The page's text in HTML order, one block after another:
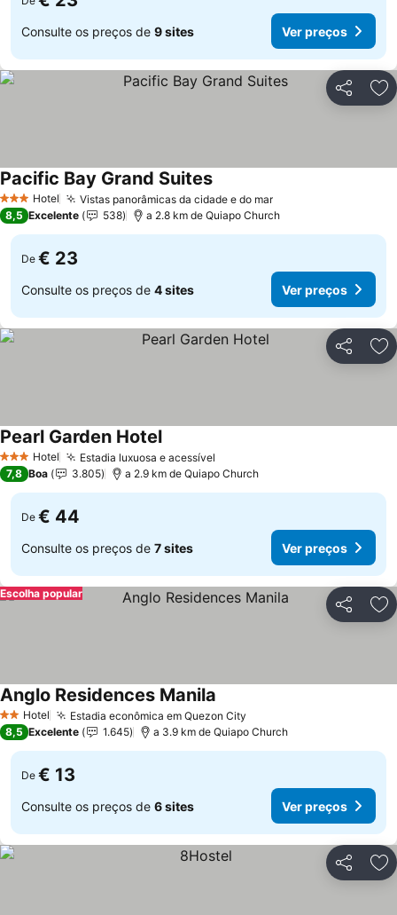
Consulte os preços de 9 sites Ver preços
Partilhar
3 EstrelasHotel Vistas panorâmicas da cidade e do mar
Pacific Bay Grand Suites
8,5 Excelente 538 a 2.8 km de Quiapo Church
De € 23
Consulte os preços de 4 sites Ver preços
Partilhar
3 EstrelasHotel Estadia luxuosa e acessível
Pearl Garden Hotel
7,8 Boa 3.805 a 2.9 km de Quiapo Church
De € 44
Consulte os preços de 7 sites Ver preços
Partilhar
Escolha popular
2 Estrelas
Hotel Estadia econômica em Quezon City
Anglo Residences Manila
8,5 Excelente 1.645 a 3.9 km de Quiapo Church
De € 13
Consulte os preços de 6 sites Ver preços
Partilhar